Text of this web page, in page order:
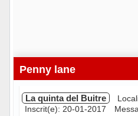
Penny lane
La quinta del Buitre
Inscrit(e): 20-01-2017